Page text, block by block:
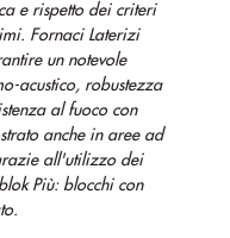
e rispetto dei criteri
Fornaci Laterizi
un notevole
acustico, robustezza
al fuoco con
anche in aree ad
all'utilizzo dei
Più: blocchi con